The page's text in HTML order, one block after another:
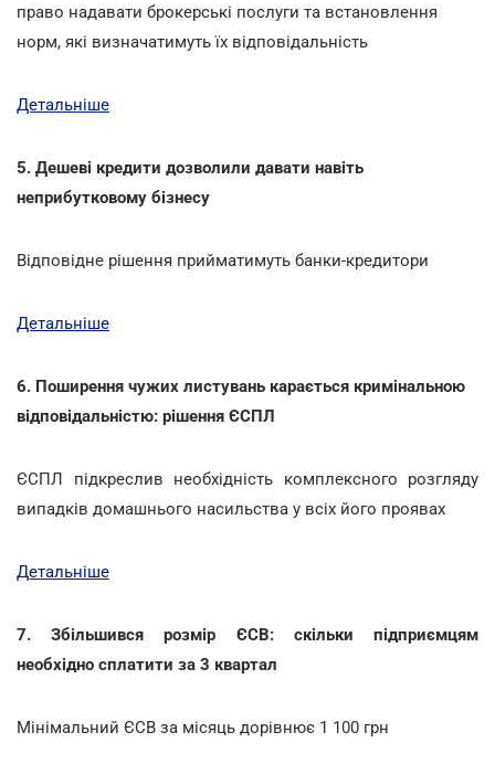
право надавати брокерські послуги та встановлення
норм, які визначатимуть їх відповідальність
Детальніше
5. Дешеві кредити дозволили давати навіть
неприбутковому бізнесу
Відповідне рішення прийматимуть банки-кредитори
Детальніше
6. Поширення чужих листувань карається кримінальною
відповідальністю: рішення ЄСПЛ
ЄСПЛ підкреслив необхідність комплексного розгляду
випадків домашнього насильства у всіх його проявах
Детальніше
7. Збільшився розмір ЄСВ: скільки підприємцям
необхідно сплатити за 3 квартал
Мінімальний ЄСВ за місяць дорівнює 1 100 грн